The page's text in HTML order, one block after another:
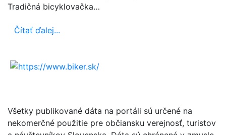
Tradičná bicyklovačka…
Čítať ďalej...
Všetky publikované dáta na portáli sú určené na
nekomerčné použitie pre občiansku verejnosť, turistov